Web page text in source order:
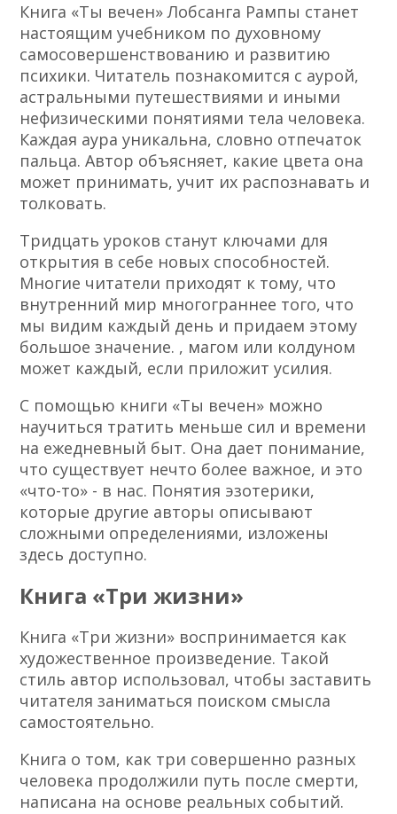
Книга «Ты вечен» Лобсанга Рампы станет
настоящим учебником по духовному
самосовершенствованию и развитию
психики. Читатель познакомится с аурой,
астральными путешествиями и иными
нефизическими понятиями тела человека.
Каждая аура уникальна, словно отпечаток
пальца. Автор объясняет, какие цвета она
может принимать, учит их распознавать и
толковать.
Тридцать уроков станут ключами для
открытия в себе новых способностей.
Многие читатели приходят к тому, что
внутренний мир многограннее того, что
мы видим каждый день и придаем этому
большое значение. , магом или колдуном
может каждый, если приложит усилия.
С помощью книги «Ты вечен» можно
научиться тратить меньше сил и времени
на ежедневный быт. Она дает понимание,
что существует нечто более важное, и это
«что-то» - в нас. Понятия эзотерики,
которые другие авторы описывают
сложными определениями, изложены
здесь доступно.
Книга «Три жизни»
Книга «Три жизни» воспринимается как
художественное произведение. Такой
стиль автор использовал, чтобы заставить
читателя заниматься поиском смысла
самостоятельно.
Книга о том, как три совершенно разных
человека продолжили путь после смерти,
написана на основе реальных событий.